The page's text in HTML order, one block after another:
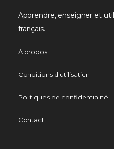
Apprendre, enseigner et
français.
À propos
Conditions d'utilisation
Politiques de confidentialité
Contact